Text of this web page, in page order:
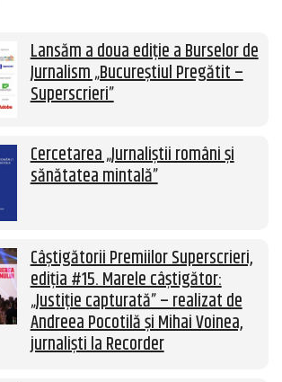
Lansăm a doua ediție a Burselor de
Jurnalism „Bucureștiul Pregătit –
Superscrieri”
Cercetarea „Jurnaliștii români și
sănătatea mintală”
Câștigătorii Premiilor Superscrieri,
ediția #15. Marele câștigător:
„Justiție capturată” – realizat de
Andreea Pocotilă și Mihai Voinea,
jurnaliști la Recorder